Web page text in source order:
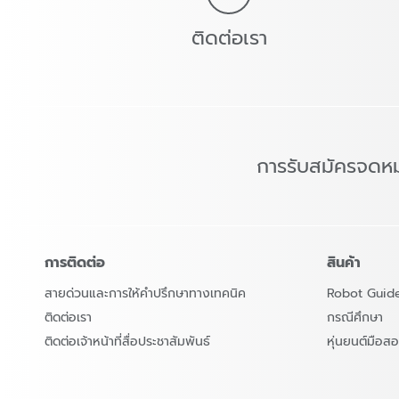
ติดต่อเรา
การรับสมัครจดห
การติดต่อ
สายด่วนและการให้คำปรึกษาทางเทคนิค
ติดต่อเรา
ติดต่อเจ้าหน้าที่สื่อประชาสัมพันธ์
สินค้า
Robot
กรณีศึกษา
หุ่นยนต์มือส